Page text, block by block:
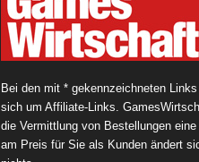
Bei den mit * gekennzeichneten
sich um Affiliate-Links.
die Vermittlung von Bestellungen
am Preis für Sie als Kunden ändert